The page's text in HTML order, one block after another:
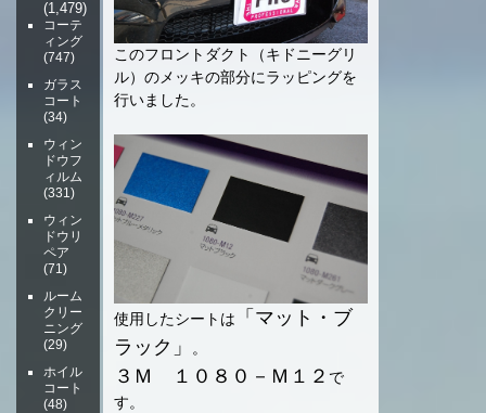
このフロントダクト（キドニーグリ
ル）のメッキの部分にラッピングを
行いました。
使用したシートは
「マット・ブ
ラック」
。
３Ｍ １０８０－Ｍ１２ で
す。
(1,479)
コーテ
ィング
(747)
ガラス
コート
(34)
ウィン
ドウフ
ィルム
(331)
ウィン
ドウリ
ペア
(71)
ルーム
クリー
ニング
(29)
ホイル
コート
(48)